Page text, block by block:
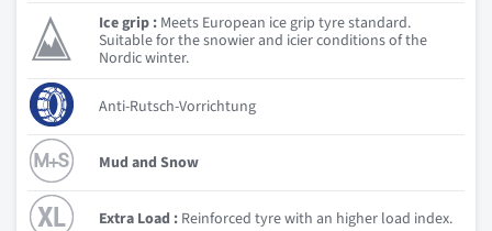
Ice grip : Meets European ice grip tyre standard.
Suitable for the snowier and icier conditions of the
Nordic winter.
Anti-Rutsch-Vorrichtung
Mud and Snow
Extra Load : Reinforced tyre with an higher load index.